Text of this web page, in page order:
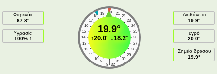
Φαρενάιτ
67.8°
Υγρασία
100% ↑
20
19 21
18
22
17
23
16
24
15
25
14
26
13
27
12
28
11
29
10
30
9 31
|
8 32
19.9°
↑20.0°↓18.2°
Αισθάνεται
19.9°
υγρό
20.0°
Σημείο δρόσου
19.9°